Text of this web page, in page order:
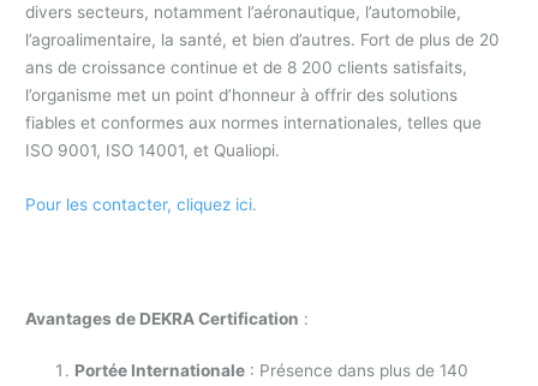
divers secteurs, notamment l’aéronautique, l’automobile,
l’agroalimentaire, la santé, et bien d’autres. Fort de plus de 20
ans de croissance continue et de 8 200 clients satisfaits,
l’organisme met un point d’honneur à offrir des solutions
fiables et conformes aux normes internationales, telles que
ISO 9001, ISO 14001, et Qualiopi.
Pour les contacter, cliquez ici.
Avantages de DEKRA Certification :
Portée Internationale : Présence dans plus de 140